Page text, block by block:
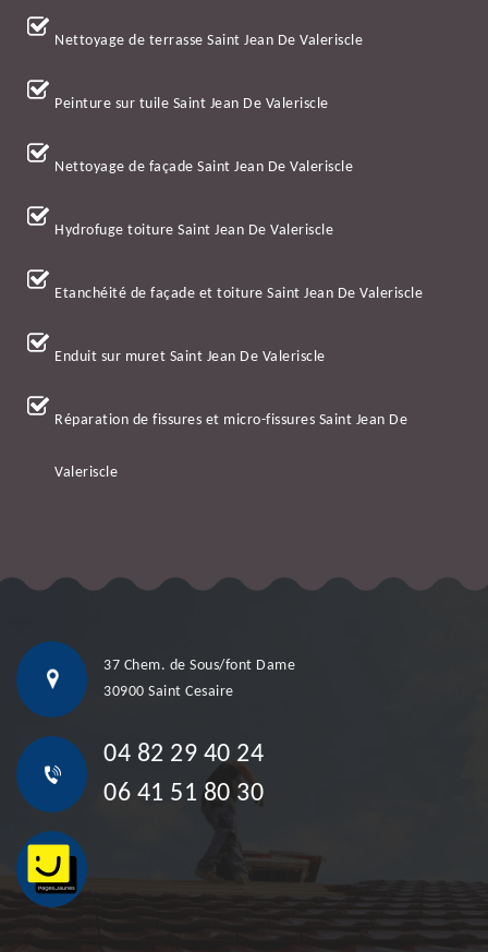
Nettoyage de terrasse Saint Jean De Valeriscle
Peinture sur tuile Saint Jean De Valeriscle
Nettoyage de façade Saint Jean De Valeriscle
Hydrofuge toiture Saint Jean De Valeriscle
Etanchéité de façade et toiture Saint Jean De Valeriscle
Enduit sur muret Saint Jean De Valeriscle
Réparation de fissures et micro-fissures Saint Jean De
Valeriscle
37 Chem. de Sous/font Dame
30900 Saint Cesaire
04 82 29 40 24
06 41 51 80 30